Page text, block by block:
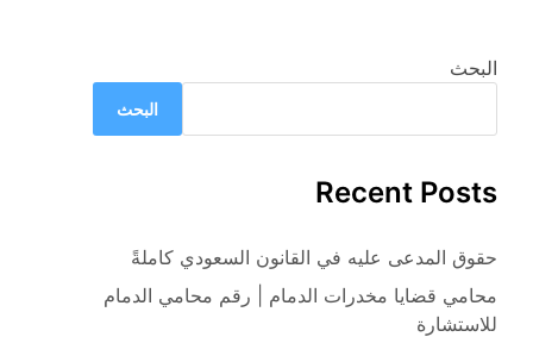
البحث
البحث
Recent Posts
حقوق المدعى عليه في القانون السعودي كاملةً
محامي قضايا مخدرات الدمام | رقم محامي الدمام
للاستشارة